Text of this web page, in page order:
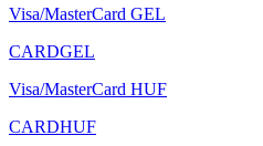
Visa/MasterCard GEL
CARDGEL
Visa/MasterCard HUF
CARDHUF